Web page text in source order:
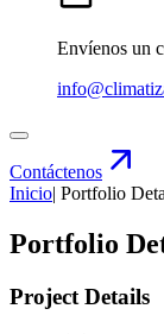
Envíenos un
Contáctenos
Inicio| Portfolio
Portfolio
Project Details